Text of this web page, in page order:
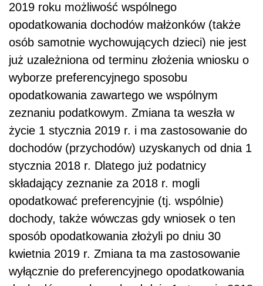
2019 roku możliwość wspólnego
opodatkowania dochodów małżonków (także
osób samotnie wychowujących dzieci) nie jest
już uzależniona od terminu złożenia wniosku o
wyborze preferencyjnego sposobu
opodatkowania zawartego we wspólnym
zeznaniu podatkowym. Zmiana ta weszła w
życie 1 stycznia 2019 r. i ma zastosowanie do
dochodów (przychodów) uzyskanych od dnia 1
stycznia 2018 r. Dlatego już podatnicy
składający zeznanie za 2018 r. mogli
opodatkować preferencyjnie (tj. wspólnie)
dochody, także wówczas gdy wniosek o ten
sposób opodatkowania złożyli po dniu 30
kwietnia 2019 r. Zmiana ta ma zastosowanie
wyłącznie do preferencyjnego opodatkowania